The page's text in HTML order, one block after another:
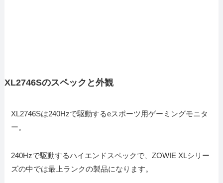
XL2746Sのスペックと外観
XL2746Sは240Hzで駆動するeスポーツ用ゲーミングモニタ
ー。
240Hzで駆動するハイエンドスペックで、ZOWIE XLシリー
ズの中では最上ランクの製品になります。